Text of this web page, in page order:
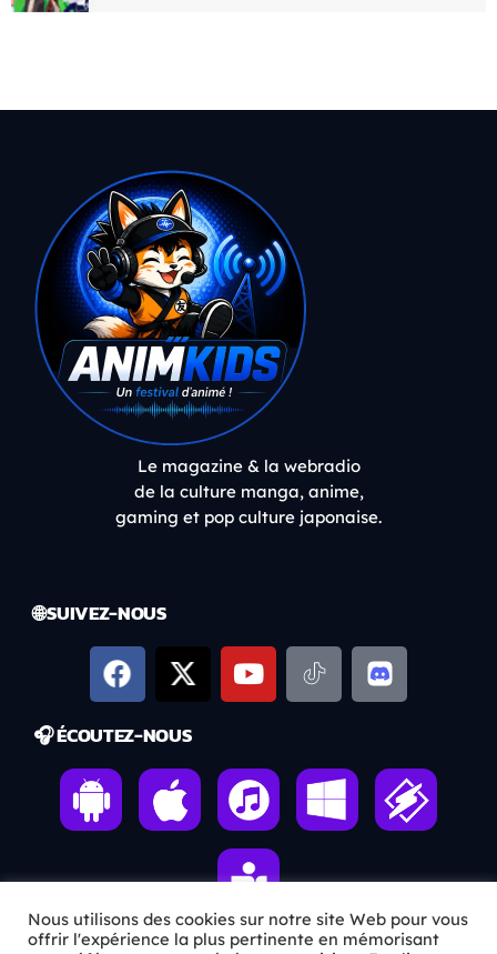
Le magazine & la webradio
de la culture manga, anime,
gaming et pop culture japonaise.
🌐 SUIVEZ-NOUS
🎧 ÉCOUTEZ-NOUS
Nous utilisons des cookies sur notre site Web pour vous
offrir l'expérience la plus pertinente en mémorisant